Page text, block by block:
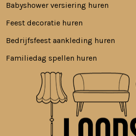
Babyshower versiering huren
Feest decoratie huren
Bedrijfsfeest aankleding huren
Familiedag spellen huren